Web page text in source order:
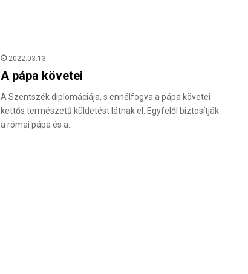
2022.03.13.
A pápa követei
A Szentszék diplomáciája, s ennélfogva a pápa követei
kettős természetű küldetést látnak el. Egyfelől biztosítják
a római pápa és a…